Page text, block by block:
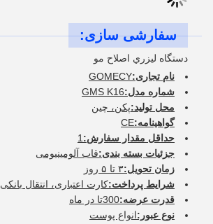
سفارشی سازی:
دستگاه ليزري اصلاح مو
نام تجاری:GOMECY
شماره مدل:GMS K16
محل تولید:پکن، چین
گواهینامه:CE
حداقل مقدار سفارش: 1
جزئیات بسته بندی:قاب آلومینیومی
زمان تحویل:۳ تا ۵ روز
شرایط پرداخت:کارت اعتباری، انتقال بانکی
قدرت عرضه:300تا در ماه
نوع عبور:انواع پوست